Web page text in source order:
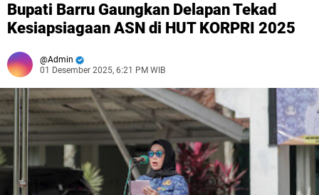
Bupati Barru Gaungkan Delapan Tekad
Kesiapsiagaan ASN di HUT KORPRI 2025
Admin
01 Desember 2025, 6:21 PM WIB